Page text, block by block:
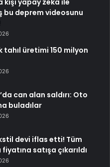
kişi yapay zeka ile
bu deprem videosunu
tahıl üretimi 150 milyon
can alan saldırı: Oto
buladılar
devi iflas etti! Tüm
satışa çıkarıldı